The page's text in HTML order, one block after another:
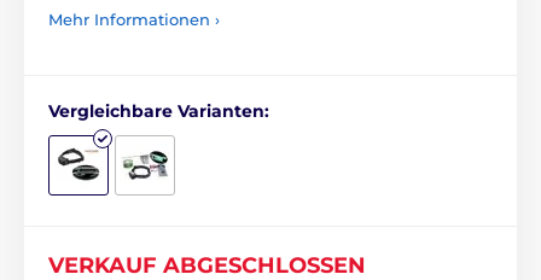
Mehr Informationen ›
Vergleichbare Varianten:
VERKAUF ABGESCHLOSSEN